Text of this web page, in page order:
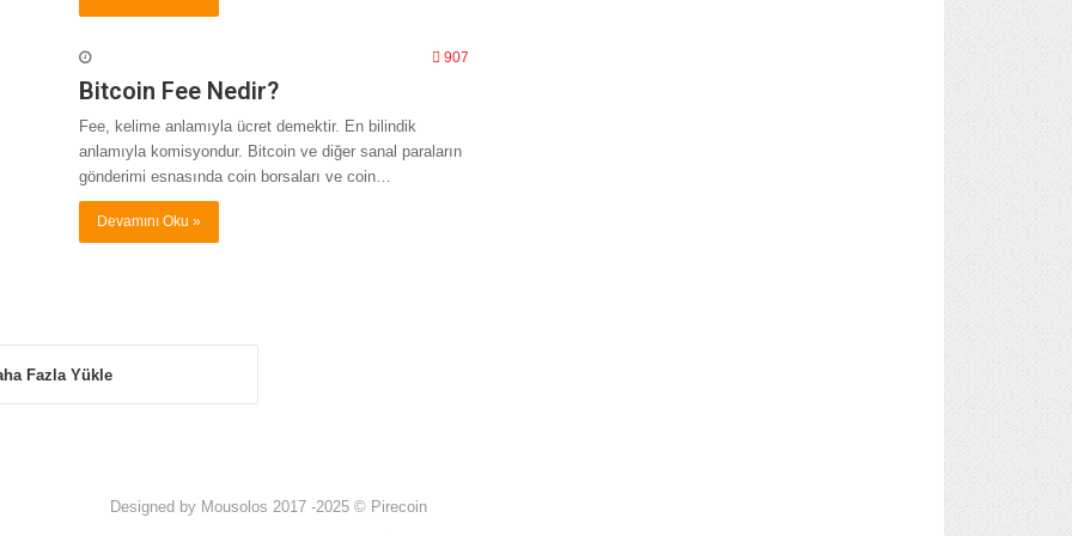
907
Bitcoin Fee Nedir?
Fee, kelime anlamıyla ücret demektir. En bilindik
anlamıyla komisyondur. Bitcoin ve diğer sanal paraların
gönderimi esnasında coin borsaları ve coin…
Devamını Oku »
Fazla Yükle
Designed by Mousolos 2017 -2025 © Pirecoin